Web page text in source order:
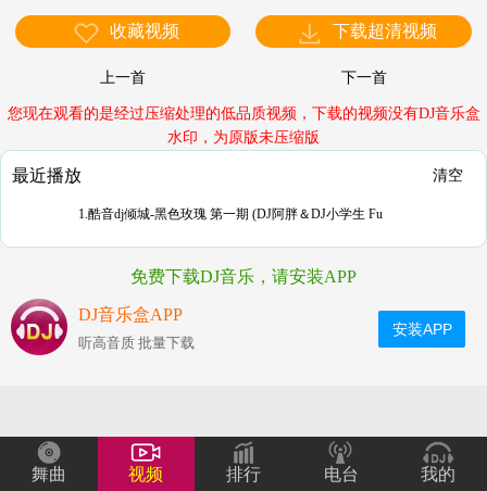
舞曲 视频 排行 电台 我的
收藏视频 下载超清视频
上一首 下一首
您现在观看的是经过压缩处理的低品质视频，下载的视频没有DJ音乐盒
水印，为原版未压缩版
最近播放 清空
1.酷音dj倾城-黑色玫瑰 第一期 (DJ阿胖＆DJ小学生 Fu
免费下载DJ音乐，请安装APP
DJ音乐盒APP
听高音质 批量下载
安装APP